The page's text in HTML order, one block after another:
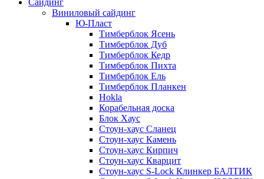
Сайдинг
Виниловый сайдинг
Ю-Пласт
Тимберблок Ясень
Тимберблок Дуб
Тимберблок Кедр
Тимберблок Пихта
Тимберблок Ель
Тимберблок Планкен
Hokla
Корабельная доска
Блок Хаус
Стоун-хаус Сланец
Стоун-хаус Камень
Стоун-хаус Кирпич
Стоун-хаус Кварцит
Стоун-хаус S-Lock Клинкер БАЛТИК